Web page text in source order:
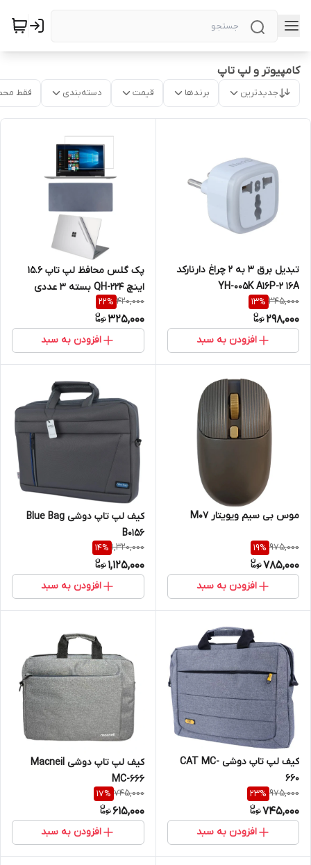
کامپیوتر و لپ تاپ
جدیدترین برندها قیمت دسته‌بندی فقط
تبدیل برق 3 به 2 چراغ دارنارکد
YH-005K A16P-2 16A
345,000
13%
298,000
افزودن به سبد
پک گلس محافظ لپ تاپ 15.6
اینچ QH-224 بسته 3 عددی
420,000
22%
325,000
افزودن به سبد
موس بی سیم ویویتار M07
975,000
19%
785,000
افزودن به سبد
کیف لپ تاپ دوشی Blue Bag
B0156
1,320,000
14%
1,125,000
افزودن به سبد
کیف لپ تاپ دوشی CAT MC-
660
975,000
23%
745,000
افزودن به سبد
کیف لپ تاپ دوشی Macneil
MC-666
745,000
17%
615,000
افزودن به سبد